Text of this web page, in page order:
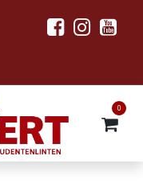
0